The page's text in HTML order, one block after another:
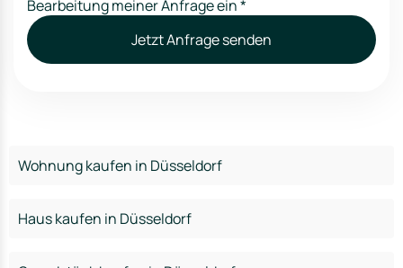
Bearbeitung meiner Anfrage ein*
Jetzt Anfrage senden
Wohnung kaufen in Düsseldorf
Haus kaufen in Düsseldorf